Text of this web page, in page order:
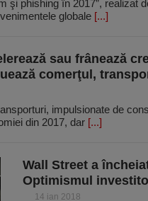
şi phishing în 2017”, realizat
globale [...]
sau frânează
comerţul,
impulsionate de
din 2017, dar [...]
Wall Street a
Optimismul
14 ian 2018